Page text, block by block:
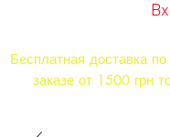
Бесплатная доставка
заказе от 1500 грн